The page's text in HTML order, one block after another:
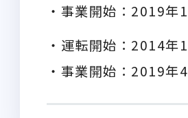
・事業開始：2019年
・運転開始：2014年
・事業開始：2019年